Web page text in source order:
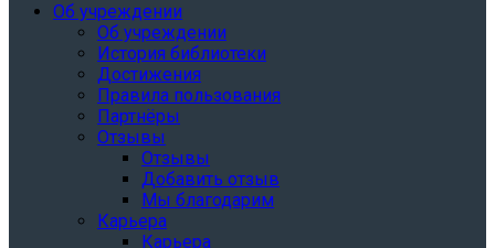
Об учреждении
Об учреждении
История библиотеки
Достижения
Правила пользования
Партнёры
Отзывы
Отзывы
Добавить отзыв
Мы благодарим
Карьера
Карьера